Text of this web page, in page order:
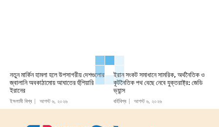
নতুন মার্কিন হামলা হলে উপসাগরীয় দেশগুলোর
জ্বালানি অবকাঠামোয় আঘাতের হুঁশিয়ারি
ইরানের
ইসলামী বিশ্ব আগস্ট ৬, ২০২৬
ইরান সংকট সমাধানে সামরিক, অর্থনৈতিক ও
কূটনৈতিক পথ বেছে নেবে যুক্তরাষ্ট্র: জেডি
ভ্যান্স
বর্হিবিশ্ব আগস্ট ৬, ২০২৬